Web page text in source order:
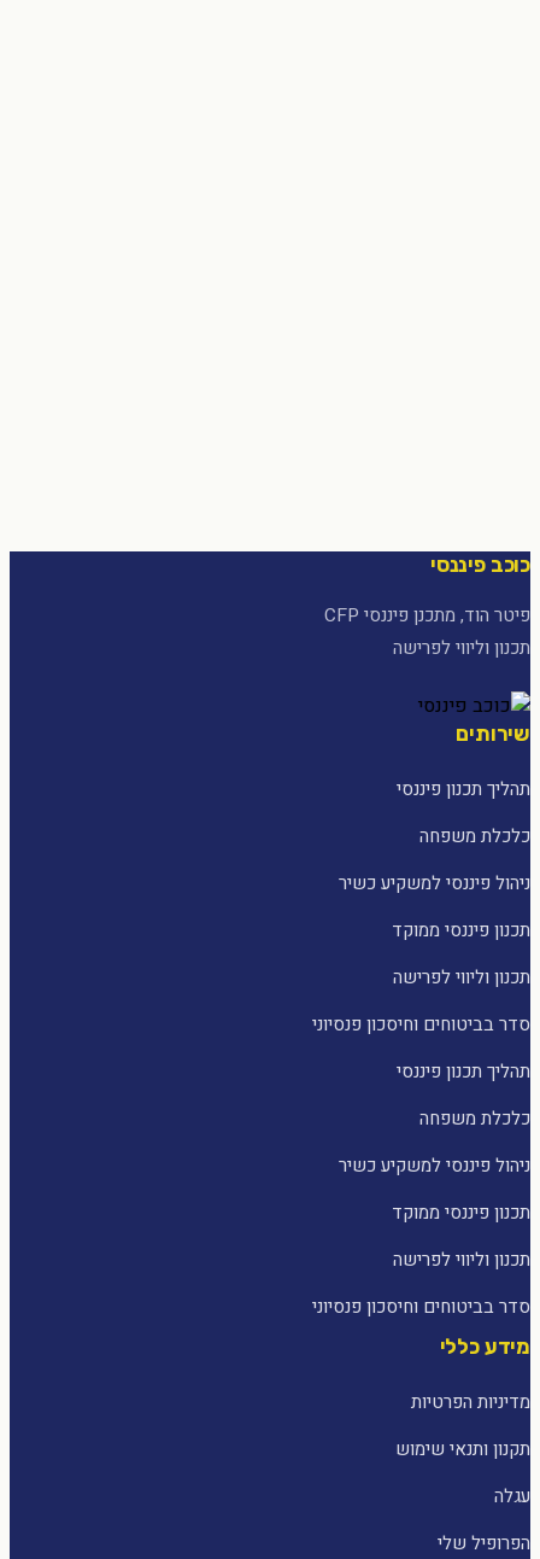
כוכב פיננסי
פיטר הוד, מתכנן פיננסי CFP
תכנון וליווי לפרישה
שירותים
תהליך תכנון פיננסי
כלכלת משפחה
ניהול פיננסי למשקיע כשיר
תכנון פיננסי ממוקד
תכנון וליווי לפרישה
סדר בביטוחים וחיסכון פנסיוני
תהליך תכנון פיננסי
כלכלת משפחה
ניהול פיננסי למשקיע כשיר
תכנון פיננסי ממוקד
תכנון וליווי לפרישה
סדר בביטוחים וחיסכון פנסיוני
מידע כללי
מדיניות הפרטיות
תקנון ותנאי שימוש
עגלה
הפרופיל שלי